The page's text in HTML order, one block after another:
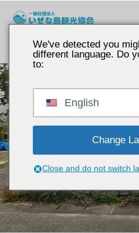
引言 Izena 海灘別墅。
We've detected you
different language. Do
to:
English
Change
Close and do not switch